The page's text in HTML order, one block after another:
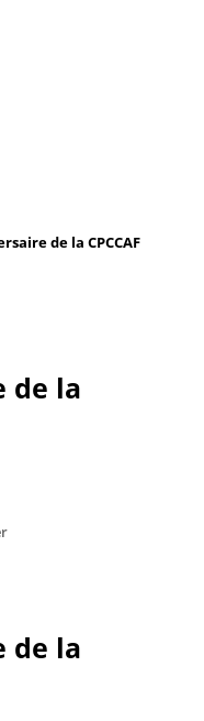
de la CPCCAF
de la
de la